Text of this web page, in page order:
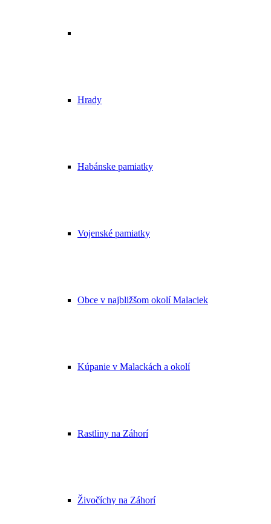
Hrady
Habánske pamiatky
Vojenské pamiatky
Obce v najbližšom okolí Malaciek
Kúpanie v Malackách a okolí
Rastliny na Záhorí
Živočíchy na Záhorí